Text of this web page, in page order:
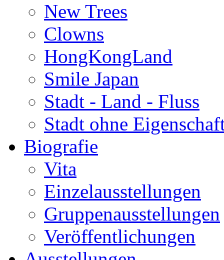
New Trees
Clowns
HongKongLand
Smile Japan
Stadt - Land - Fluss
Stadt ohne
Biografie
Vita
Einzelausstellungen
Gruppenausstellungen
Veröffentlichungen